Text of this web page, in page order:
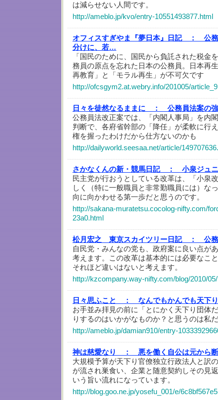
は減らせない人間です。
http://ameblo.jp/kvo/entry-10551493877.html
オフィスすぎやま『夢日本』日記 ：
公
分けに、若…
「国民のために、国民から負託された税金
務員の原点を忘れた日本の公務員。日本再
再教育」と「モラル再生」が不可欠です
http://ofcsgym2.at.webry.info/201005/
日々を徒然なるままに ：
公務員法案の
公務員法改正案では、「内閣人事局」を内
判断で、各府省幹部の「降任」が柔軟に行
権を握ったわけだから仕方ないのかも
http://dailyworld.seesaa.net/article/
さかなくんの新・競馬日記 ：
小泉ジュ
民主党が行おうとしている改革は、「小泉
しく（特に一般職員と非常勤職員には）な
向に向かわせる第一歩だと思うのです。
http://sakana-muratetsu.cocolog-nifty.com/
23a0.html
松月宏之 東京スカイツリー日記 ：
公
自民党・みんなの党も、政府案に良い点が
考えます。この改革は基本的には必要なこ
それほど違いはないと考えます。
http://kzcompany.way-nifty.com/blog/2010/
日々思ふこと ：
なんでもかんでも天下
お手並み拝見の前に「とにかく天下り団体
りするのはいかがなものか？と思うのは私
http://ameblo.jp/damian910/entry-
神は慈愛なり ：
悪を働く自公は元から
大規模予算が天下り官僚独立行政法人と訳
が流され巣食い、企業と随意契約しその見
いう旨い流れになっています。
http://blog.goo.ne.jp/yosefu_001/e/